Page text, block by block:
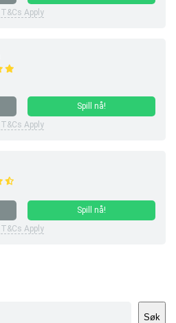
T&Cs Apply
Spill nå!
T&Cs Apply
Spill nå!
T&Cs Apply
Søk